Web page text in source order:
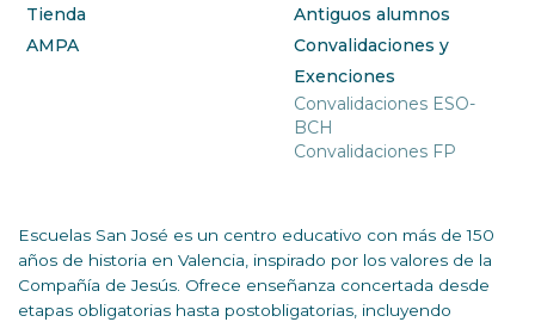
Tienda
AMPA
Antiguos alumnos
Convalidaciones y
Exenciones
Convalidaciones ESO-
BCH
Convalidaciones FP
Escuelas San José es un centro educativo con más de 150
años de historia en Valencia, inspirado por los valores de la
Compañía de Jesús. Ofrece enseñanza concertada desde
etapas obligatorias hasta postobligatorias, incluyendo